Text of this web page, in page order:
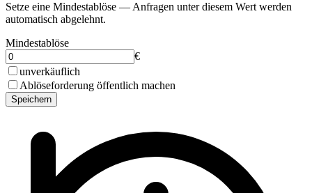
Setze eine Mindestablöse — Anfragen unter diesem Wert werden
automatisch abgelehnt.
Mindestablöse
€
unverkäuflich
Ablöseforderung öffentlich machen